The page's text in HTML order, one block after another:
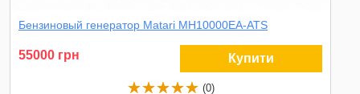
Бензиновый генератор Matari MH10000EA-ATS
55000 грн Купити
(0)